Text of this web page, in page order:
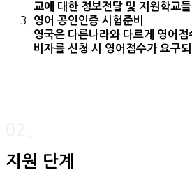
교에 대한 정보전달 및 지원학교들
영어 공인인증 시험준비
영국은 다른나라와 다르게 영어
비자를 신청 시 영어점수가 요구되
지원 단계